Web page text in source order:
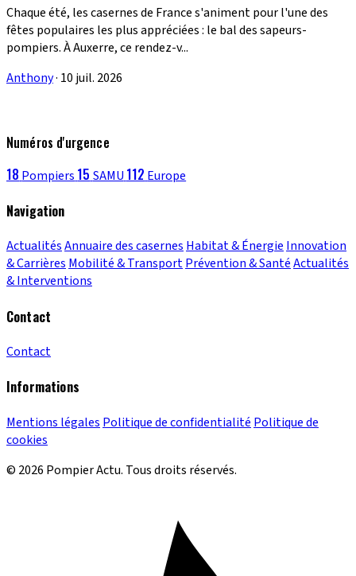
Chaque été, les casernes de France s'animent pour l'une des
fêtes populaires les plus appréciées : le bal des sapeurs-
pompiers. À Auxerre, ce rendez-v...
Anthony· 10 juil. 2026
Numéros d'urgence
18 Pompiers 15 SAMU 112 Europe
Navigation
ActualitésAnnuaire des casernesHabitat & ÉnergieInnovation
& CarrièresMobilité & TransportPrévention & SantéActualités
& Interventions
Contact
Contact
Informations
Mentions légales Politique de confidentialité Politique de
cookies
© 2026 Pompier Actu. Tous droits réservés.